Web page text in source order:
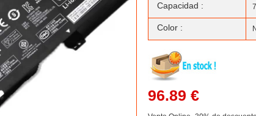
Capacidad :
Color :
96.89 €